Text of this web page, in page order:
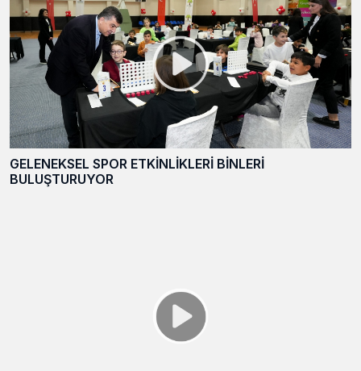
GELENEKSEL SPOR ETKİNLİKLERİ BİNLERİ
BULUŞTURUYOR